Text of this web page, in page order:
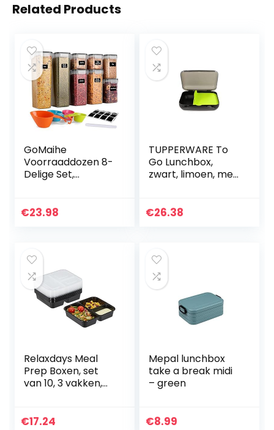
Related Products
GoMaihe
Voorraaddozen 8-
Delige Set,
Plastic met Deksel,
€23.98
TUPPERWARE To
Go Lunchbox,
zwart, limoen, met
sandwich doos
€26.38
Relaxdays Meal
Prep Boxen, set
van 10, 3 vakken,
dig, kunststof
€17.24
Mepal lunchbox
take a break midi
– green
€8.99